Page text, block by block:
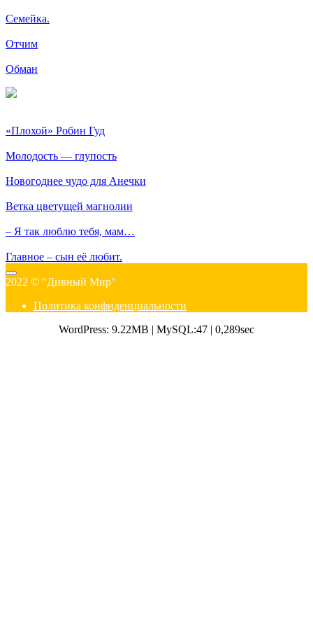
Семейка.
Отчим
Обман
«Плохой» Робин Гуд
Молодость — глупость
Новогоднее чудо для Анечки
Ветка цветущей магнолии
– Я так люблю тебя, мам…
Главное – сын её любит.
2022 © "Дивный Мир"
Политика конфиденциальности
WordPress: 9.22MB | MySQL:47 | 0,289sec